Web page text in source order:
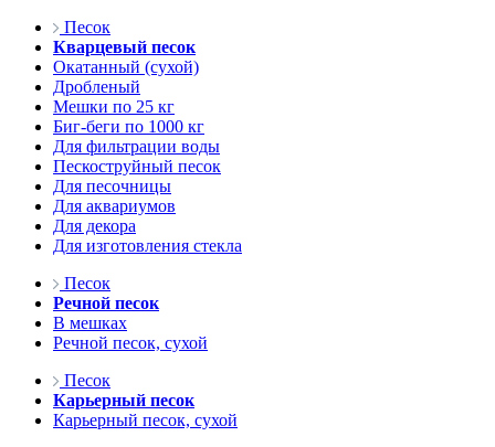
Песок
Кварцевый песок
Окатанный (сухой)
Дробленый
Мешки по 25 кг
Биг-беги по 1000 кг
Для фильтрации воды
Пескоструйный песок
Для песочницы
Для аквариумов
Для декора
Для изготовления стекла
Песок
Речной песок
В мешках
Речной песок, сухой
Песок
Карьерный песок
Карьерный песок, сухой